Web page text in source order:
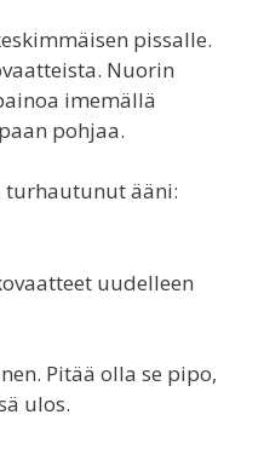
pissalle.
Nuorin
imemällä
pohjaa.
turhautunut ääni:
uudelleen
Pitää olla se pipo,
ulos.